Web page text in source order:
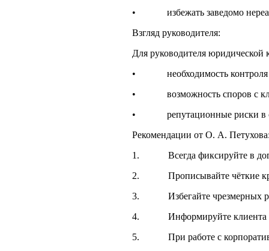
• избежать заведомо
Взгляд руководителя:
Для руководителя юридической
• необходимость контроля
• возможность споров с
• репутационные риски в
Рекомендации от О. А.
1. Всегда фиксируйте в
2. Прописывайте чёткие
3. Избегайте чрезмерных
4. Информируйте клиента о
5. При работе с